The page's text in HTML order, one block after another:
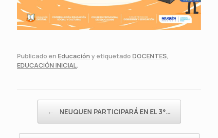
Publicado en Educación y etiquetado DOCENTES,
EDUCACIÓN INICIAL.
← NEUQUEN PARTICIPARÁ EN EL 3°…